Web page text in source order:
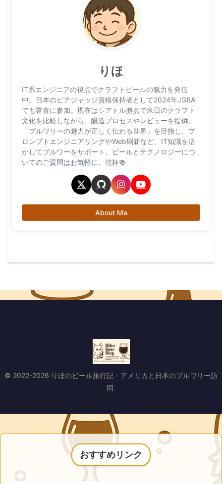
りほ
IT系エンジニアの視点でクラフトビールの魅力を発信
中。日本のビアジャッジ資格保持者として2024年JGBA
でも審査に参加。現在はシアトル拠点で米日のクラフト
文化を比較しながら、醸造プロセスやレビューを提供。
「ブルワリーの魅力が正しく伝わる世界」を目指し、プ
ロンプトエンジニアリングやWeb刷新など、IT知識を活
かしてブルワーをサポート。ビールとテクノロジーにつ
いてのご質問はお気軽に。乾杯🍻
About Me
© 2022-2026 りほのビール旅行記 - アメリカと日本のブルワリー訪
問.
おすすめリンク